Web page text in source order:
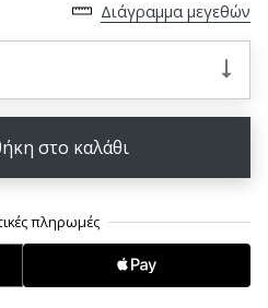
Διάγραμμα μεγεθών
στο καλάθι